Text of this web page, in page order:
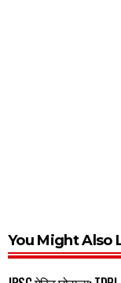
You Might Also